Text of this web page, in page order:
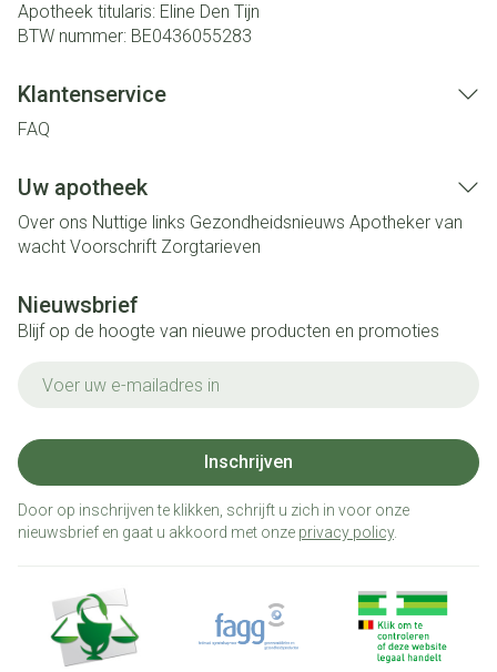
Apotheek titularis: Eline Den Tijn
BTW nummer: BE0436055283
Klantenservice
FAQ
Uw apotheek
Over ons Nuttige links Gezondheidsnieuws Apotheker van
wacht Voorschrift Zorgtarieven
Nieuwsbrief
Blijf op de hoogte van nieuwe producten en promoties
Inschrijven
Door op inschrijven te klikken, schrijft u zich in voor onze
nieuwsbrief en gaat u akkoord met onze privacy policy.